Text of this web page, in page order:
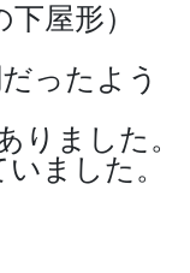
屋形）
ったよう
りました。
ました。